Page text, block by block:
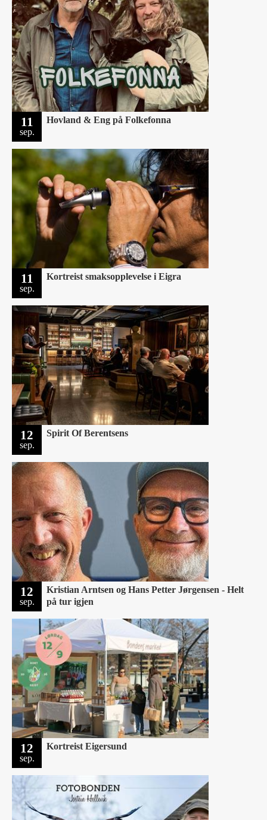
11
sep.
Hovland & Eng på Folkefonna
11
sep.
Kortreist smaksopplevelse i Eigra
12
sep.
Spirit Of Berentsens
12
sep.
Kristian Arntsen og Hans Petter Jørgensen - Helt
på tur igjen
12
sep.
Kortreist Eigersund ‍